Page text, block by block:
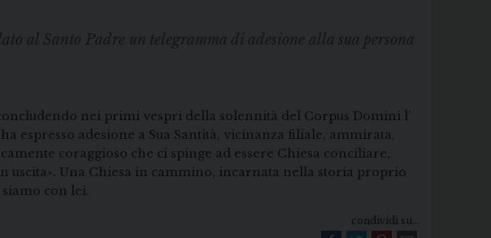
al Santo Padre un telegramma di adesione alla sua persona
nei primi vespri della solennità del Corpus Domini l’
espresso adesione a Sua Santità, vicinanza filiale, ammirata,
coraggioso che ci spinge ad essere Chiesa conciliare,
uscita». Una Chiesa in cammino, incarnata nella storia proprio
con lei.
condividi su...